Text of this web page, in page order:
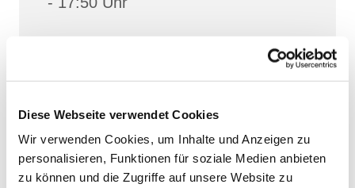
Diese Webseite verwendet Cookies
Wir verwenden Cookies, um Inhalte und Anzeigen zu
personalisieren, Funktionen für soziale Medien anbieten
zu können und die Zugriffe auf unsere Website zu
Klüschenberg, Katholischer Berg,